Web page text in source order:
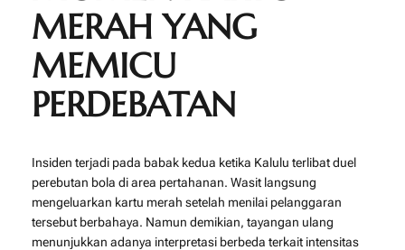
MERAH YANG
MEMICU
PERDEBATAN
Insiden terjadi pada babak kedua ketika Kalulu terlibat duel
perebutan bola di area pertahanan. Wasit langsung
mengeluarkan kartu merah setelah menilai pelanggaran
tersebut berbahaya. Namun demikian, tayangan ulang
menunjukkan adanya interpretasi berbeda terkait intensitas